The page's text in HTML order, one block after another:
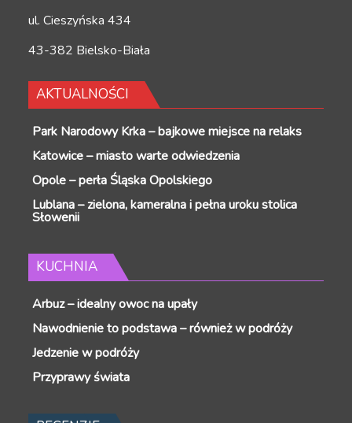
ul. Cieszyńska 434
43-382 Bielsko-Biała
AKTUALNOŚCI
Park Narodowy Krka – bajkowe miejsce na relaks
Katowice – miasto warte odwiedzenia
Opole – perła Śląska Opolskiego
Lublana – zielona, kameralna i pełna uroku stolica
Słowenii
KUCHNIA
Arbuz – idealny owoc na upały
Nawodnienie to podstawa – również w podróży
Jedzenie w podróży
Przyprawy świata